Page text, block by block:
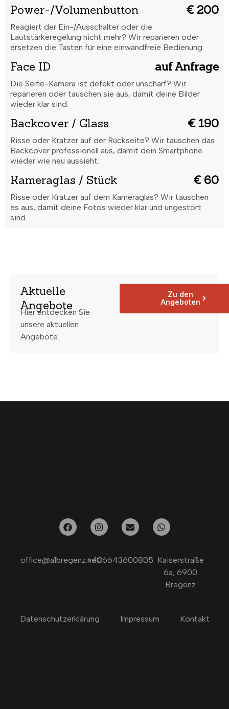
Power-/Volumenbutton € 200
Reagiert der Ein-/Ausschalter oder die
Lautstärkeregelung nicht mehr? Wir reparieren oder
ersetzen die Tasten für eine einwandfreie Bedienung.
Face ID auf Anfrage
Die Selfie-Kamera ist defekt oder unscharf? Wir
reparieren oder tauschen sie aus, damit deine Bilder
wieder klar sind.
Backcover / Glass € 190
Risse oder Kratzer auf der Rückseite? Wir tauschen das
Backcover professionell aus, damit dein Smartphone
wieder wie neu aussieht.
Kameraglas / Stück € 60
Risse oder Kratzer auf dem Kameraglas? Wir tauschen
es aus, damit deine Fotos wieder klar und ungestört
sind.
Aktuelle
Angebote
Hier entdecken Sie
unsere aktuellen
Angebote.
Zu den
Angeboten
office@a1bregenz.net+436643600805 Kaiserstraße
6a, 6900
Bregenz
Datenschutzerklärung Impressum Kontakt